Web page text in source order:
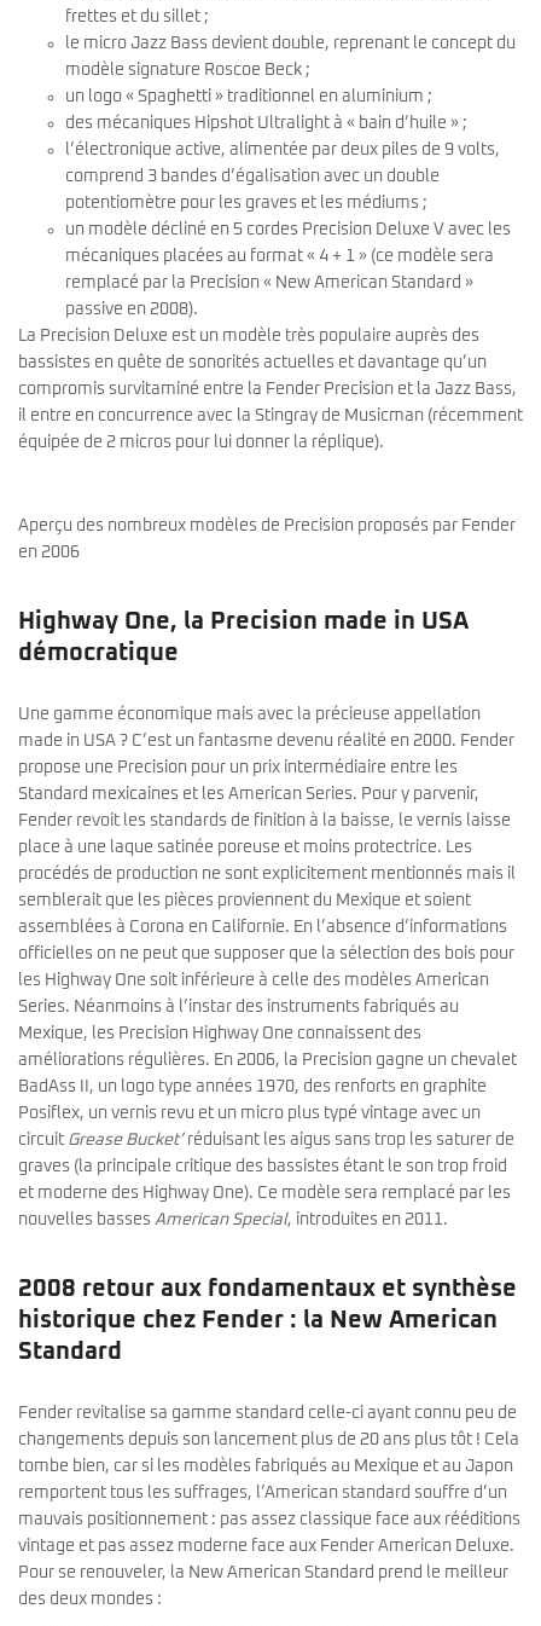
frettes et du sillet ;
le micro Jazz Bass devient double, reprenant le concept du
modèle signature Roscoe Beck ;
un logo « Spaghetti » traditionnel en aluminium ;
des mécaniques Hipshot Ultralight à « bain d’huile » ;
l’électronique active, alimentée par deux piles de 9 volts,
comprend 3 bandes d’égalisation avec un double
potentiomètre pour les graves et les médiums ;
un modèle décliné en 5 cordes Precision Deluxe V avec les
mécaniques placées au format « 4 + 1 » (ce modèle sera
remplacé par la Precision « New American Standard »
passive en 2008).
La Precision Deluxe est un modèle très populaire auprès des
bassistes en quête de sonorités actuelles et davantage qu’un
compromis survitaminé entre la Fender Precision et la Jazz Bass,
il entre en concurrence avec la Stingray de Musicman (récemment
équipée de 2 micros pour lui donner la réplique).
Aperçu des nombreux modèles de Precision proposés par Fender
en 2006
Highway One, la Precision made in USA
démocratique
Une gamme économique mais avec la précieuse appellation
made in USA ? C’est un fantasme devenu réalité en 2000. Fender
propose une Precision pour un prix intermédiaire entre les
Standard mexicaines et les American Series. Pour y parvenir,
Fender revoit les standards de finition à la baisse, le vernis laisse
place à une laque satinée poreuse et moins protectrice. Les
procédés de production ne sont explicitement mentionnés mais il
semblerait que les pièces proviennent du Mexique et soient
assemblées à Corona en Californie. En l’absence d’informations
officielles on ne peut que supposer que la sélection des bois pour
les Highway One soit inférieure à celle des modèles American
Series. Néanmoins à l’instar des instruments fabriqués au
Mexique, les Precision Highway One connaissent des
améliorations régulières. En 2006, la Precision gagne un chevalet
BadAss II, un logo type années 1970, des renforts en graphite
Posiflex, un vernis revu et un micro plus typé vintage avec un
circuit Grease Bucket’réduisant les aigus sans trop les saturer de
graves (la principale critique des bassistes étant le son trop froid
et moderne des Highway One). Ce modèle sera remplacé par les
nouvelles basses American Special, introduites en 2011.
2008 retour aux fondamentaux et synthèse
historique chez Fender : la New American
Standard
Fender revitalise sa gamme standard celle-ci ayant connu peu de
changements depuis son lancement plus de 20 ans plus tôt ! Cela
tombe bien, car si les modèles fabriqués au Mexique et au Japon
remportent tous les suffrages, l’American standard souffre d’un
mauvais positionnement : pas assez classique face aux rééditions
vintage et pas assez moderne face aux Fender American Deluxe.
Pour se renouveler, la New American Standard prend le meilleur
des deux mondes :